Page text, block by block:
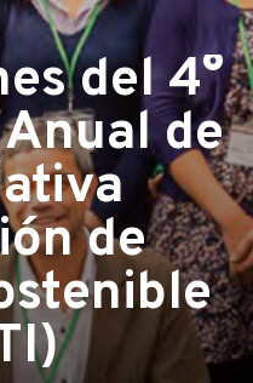
del 4°
de
de